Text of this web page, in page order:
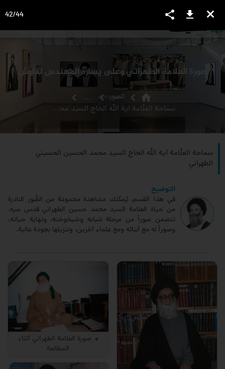
view_headline
صورة العلامة الطهراني وعلى يساره المهندس تناوش
home الصور
...
سماحة العلّامة آية الله الحاج السيد محمد الحسين الحسيني الطهراني
سماحة العلّامة آية الله الحاج السيد محمد الحسين الحسيني
الطهراني
التوضيح
في هذا القسم، يُمكنك مشاهدة مجموعة من الصُّور النادرة
من حياة العلامة السيد محمد حسين الطهراني قدس سره،
تتضمن صوراً من مرحلة شبابه وشيخوخته، ونهاية حياته،
وصوراً له مع أبنائه ومع علماء آخرين، وتنزيلها بجودة عالية.
صورة العلامة الطهراني أثناء
المطالعة
close
download
share
42/44